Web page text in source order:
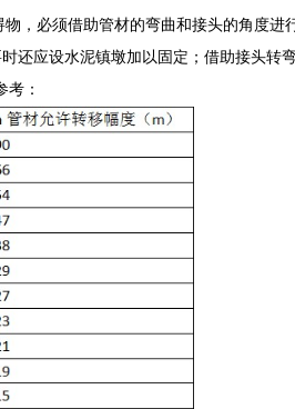
必须借助管材的弯曲和接头的角度进
还应设水泥镇墩加以固定；借助接头转
：